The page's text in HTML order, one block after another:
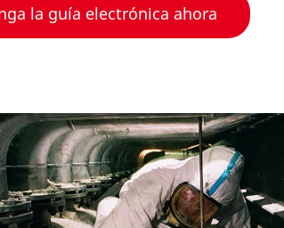
la guía electrónica ahora